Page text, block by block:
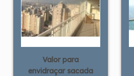
Valor para
envidraçar sacada